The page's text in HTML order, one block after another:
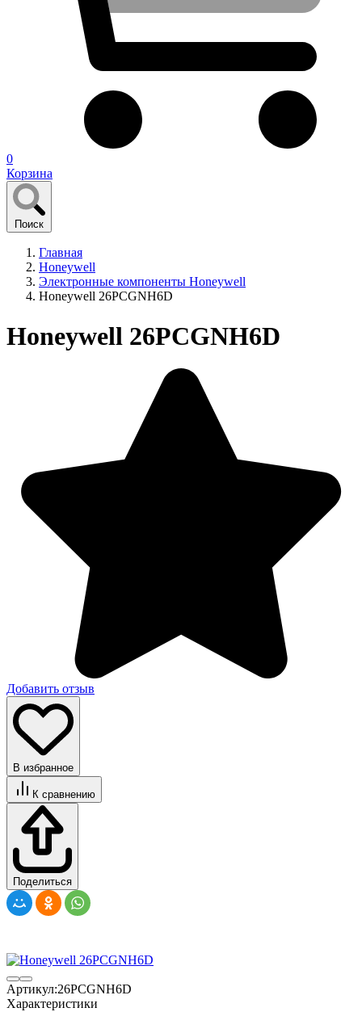
0
Корзина
Поиск
Главная
Honeywell
Электронные компоненты Honeywell
Honeywell 26PCGNH6D
Honeywell 26PCGNH6D
Добавить отзыв
В избранное
К сравнению
Поделиться
Артикул:26PCGNH6D
Характеристики